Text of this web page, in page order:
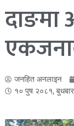
दाङमा
जनहित अनलाइन
१० पुष २०८१,